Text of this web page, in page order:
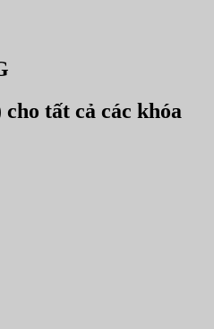
tất cả các khóa